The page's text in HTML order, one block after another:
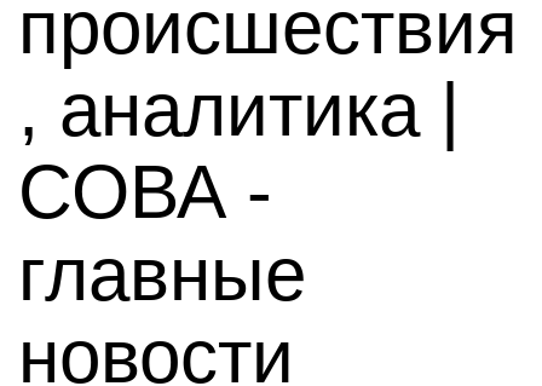
происшествия
, аналитика |
СОВА -
главные
новости